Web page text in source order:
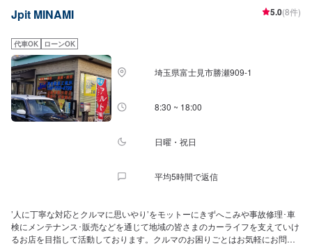
と思います。地域1番店を目指して！気軽に相談できる、来店できるお店であ
Jpit MINAMI 5.0(8件)
代車OK ローンOK
埼玉県富士見市勝瀬909‐1
8:30 ~ 18:00
日曜・祝日
平均5時間で返信
’人に丁寧な対応とクルマに思いやり’をモットーにきずへこみや事故修理･車
検にメンテナンス･販売などを通じて地域の皆さまのカーライフを支えていけ
るお店を目指して活動しております。クルマのお困りごとはお気軽にお問い